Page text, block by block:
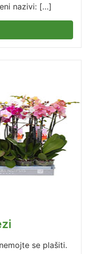
nazivi: […]
se plašiti.